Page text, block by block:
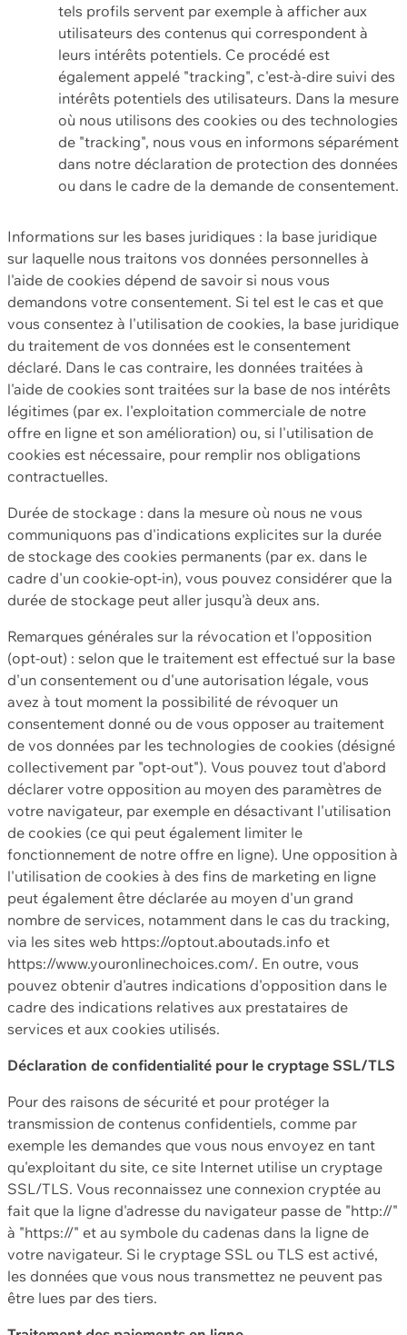
tels profils servent par exemple à afficher aux
utilisateurs des contenus qui correspondent à
leurs intérêts potentiels. Ce procédé est
également appelé "tracking", c'est-à-dire suivi des
intérêts potentiels des utilisateurs. Dans la mesure
où nous utilisons des cookies ou des technologies
de "tracking", nous vous en informons séparément
dans notre déclaration de protection des données
ou dans le cadre de la demande de consentement.
Informations sur les bases juridiques : la base juridique
sur laquelle nous traitons vos données personnelles à
l'aide de cookies dépend de savoir si nous vous
demandons votre consentement. Si tel est le cas et que
vous consentez à l'utilisation de cookies, la base juridique
du traitement de vos données est le consentement
déclaré. Dans le cas contraire, les données traitées à
l'aide de cookies sont traitées sur la base de nos intérêts
légitimes (par ex. l'exploitation commerciale de notre
offre en ligne et son amélioration) ou, si l'utilisation de
cookies est nécessaire, pour remplir nos obligations
contractuelles.
Durée de stockage : dans la mesure où nous ne vous
communiquons pas d'indications explicites sur la durée
de stockage des cookies permanents (par ex. dans le
cadre d'un cookie-opt-in), vous pouvez considérer que la
durée de stockage peut aller jusqu'à deux ans.
Remarques générales sur la révocation et l'opposition
(opt-out) : selon que le traitement est effectué sur la base
d'un consentement ou d'une autorisation légale, vous
avez à tout moment la possibilité de révoquer un
consentement donné ou de vous opposer au traitement
de vos données par les technologies de cookies (désigné
collectivement par "opt-out"). Vous pouvez tout d'abord
déclarer votre opposition au moyen des paramètres de
votre navigateur, par exemple en désactivant l'utilisation
de cookies (ce qui peut également limiter le
fonctionnement de notre offre en ligne). Une opposition à
l'utilisation de cookies à des fins de marketing en ligne
peut également être déclarée au moyen d'un grand
nombre de services, notamment dans le cas du tracking,
via les sites web https://optout.aboutads.info et
https://www.youronlinechoices.com/. En outre, vous
pouvez obtenir d'autres indications d'opposition dans le
cadre des indications relatives aux prestataires de
services et aux cookies utilisés.
Déclaration de confidentialité pour le cryptage SSL/TLS
Pour des raisons de sécurité et pour protéger la
transmission de contenus confidentiels, comme par
exemple les demandes que vous nous envoyez en tant
qu'exploitant du site, ce site Internet utilise un cryptage
SSL/TLS. Vous reconnaissez une connexion cryptée au
fait que la ligne d'adresse du navigateur passe de "http://"
à "https://" et au symbole du cadenas dans la ligne de
votre navigateur. Si le cryptage SSL ou TLS est activé,
les données que vous nous transmettez ne peuvent pas
être lues par des tiers.